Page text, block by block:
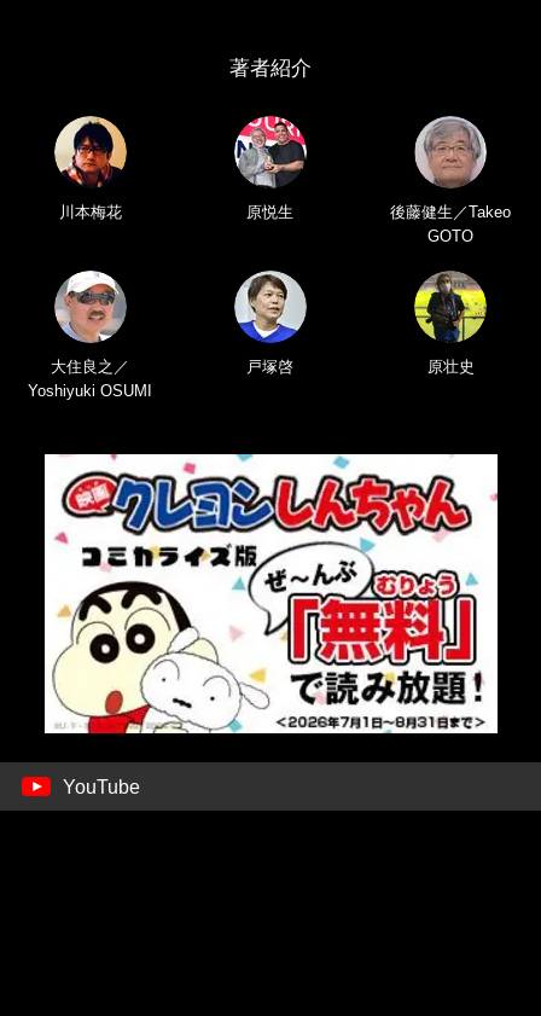
著者紹介
川本梅花 原悦生
後藤健生／Takeo
GOTO
大住良之／
Yoshiyuki OSUMI
戸塚啓 原壮史
YouTube